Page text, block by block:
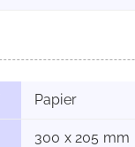
Papier
300 x 205 mm